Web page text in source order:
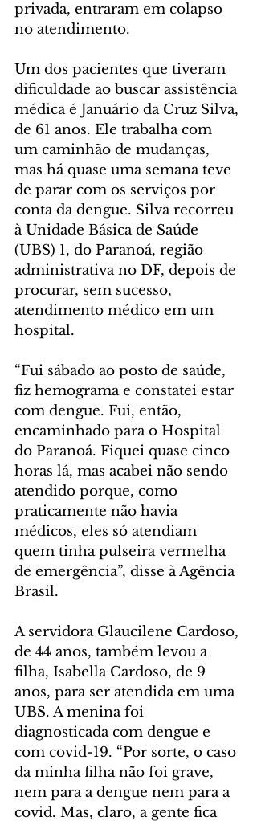
privada, entraram em colapso
no atendimento.
Um dos pacientes que tiveram
dificuldade ao buscar assistência
médica é Januário da Cruz Silva,
de 61 anos. Ele trabalha com
um caminhão de mudanças,
mas há quase uma semana teve
de parar com os serviços por
conta da dengue. Silva recorreu
à Unidade Básica de Saúde
(UBS) 1, do Paranoá, região
administrativa no DF, depois de
procurar, sem sucesso,
atendimento médico em um
hospital.
“Fui sábado ao posto de saúde,
fiz hemograma e constatei estar
com dengue. Fui, então,
encaminhado para o Hospital
do Paranoá. Fiquei quase cinco
horas lá, mas acabei não sendo
atendido porque, como
praticamente não havia
médicos, eles só atendiam
quem tinha pulseira vermelha
de emergência”, disse à Agência
Brasil.
A servidora Glaucilene Cardoso,
de 44 anos, também levou a
filha, Isabella Cardoso, de 9
anos, para ser atendida em uma
UBS. A menina foi
diagnosticada com dengue e
com covid-19. “Por sorte, o caso
da minha filha não foi grave,
nem para a dengue nem para a
covid. Mas, claro, a gente fica